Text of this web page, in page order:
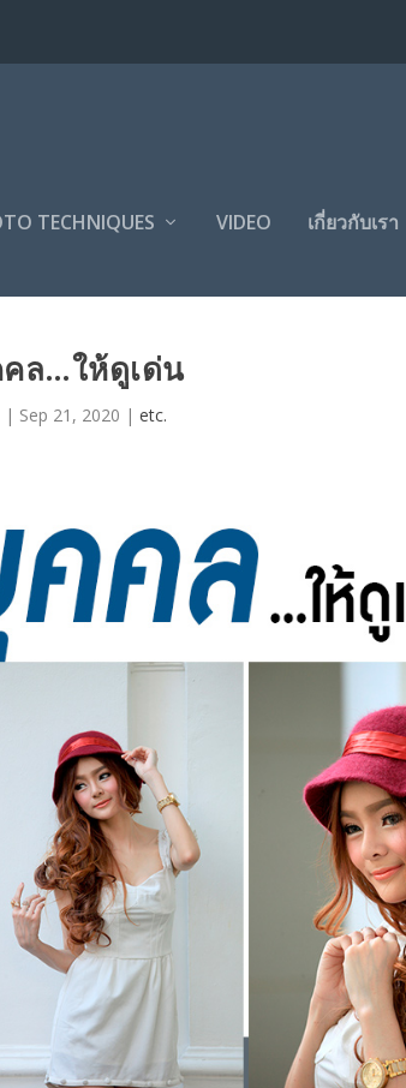
TECHNIQUES VIDEO เกี่ยวกับเรา
ล…ให้ดูเด่น
| Sep 21, 2020 | etc.